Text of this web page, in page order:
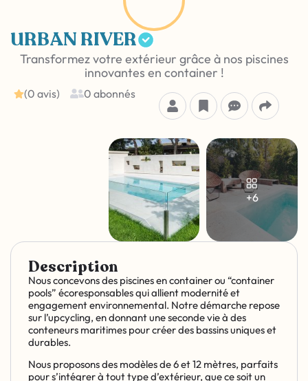
URBAN RIVER
Transformez votre extérieur grâce à nos piscines
innovantes en container !
(0 avis) 0 abonnés
+6
Description
Nous concevons des piscines en container ou “container
pools” écoresponsables qui allient modernité et
engagement environnemental. Notre démarche repose
sur l’upcycling, en donnant une seconde vie à des
conteneurs maritimes pour créer des bassins uniques et
durables.
Nous proposons des modèles de 6 et 12 mètres, parfaits
pour s’intégrer à tout type d’extérieur, que ce soit un